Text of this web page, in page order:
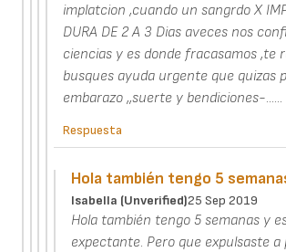
implatcion ,cuando un sangrdo X
DURA DE 2 A 3 Dias aveces nos
ciencias y es donde fracasamos ,te
busques ayuda urgente que quizas
embarazo ,,suerte y bendiciones-......
Respuesta
Hola también tengo 5
Isabella (unverified)25 Sep 2019
Hola también tengo 5 semanas y
expectante. Pero que expulsaste a